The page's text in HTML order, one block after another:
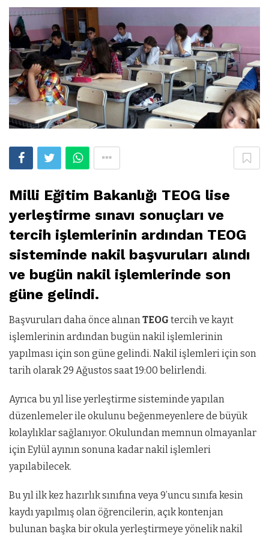
Milli Eğitim Bakanlığı TEOG lise
yerleştirme sınavı sonuçları ve
tercih işlemlerinin ardından TEOG
sisteminde nakil başvuruları alındı
ve bugün nakil işlemlerinde son
güne gelindi.
Başvuruları daha önce alınanTEOG tercih ve kayıt
işlemlerinin ardından bugün nakil işlemlerinin
yapılması için son güne gelindi. Nakil işlemleri için son
tarih olarak 29 Ağustos saat 19:00 belirlendi.
Ayrıca bu yıl lise yerleştirme sisteminde yapılan
düzenlemeler ile okulunu beğenmeyenlere de büyük
kolaylıklar sağlanıyor. Okulundan memnun olmayanlar
için Eylül ayının sonuna kadar nakil işlemleri
yapılabilecek.
Bu yıl ilk kez hazırlık sınıfına veya 9’uncu sınıfa kesin
kaydı yapılmış olan öğrencilerin, açık kontenjan
bulunan başka bir okula yerleştirmeye yönelik nakil